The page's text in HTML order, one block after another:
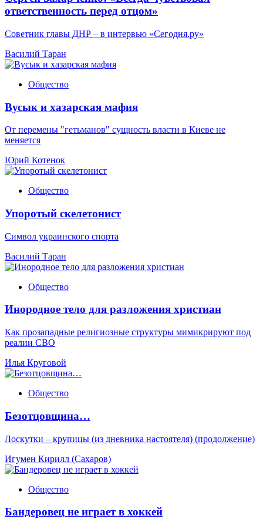
ответственность перед отцом»
Советник главы ДНР – в интервью «Сегодня.ру»
Василий Таран
Общество
Вусык и хазарская мафия
От перемены "гетьманов" сущность власти в Киеве не
меняется
Юрий Котенок
Общество
Упоротый скелетонист
Символ украинского спорта
Василий Таран
Общество
Инородное тело для разложения христиан
Как прозападные религиозные структуры мимикрируют под
реалии СВО
Илья Круговой
Общество
Безотцовщина…
Лоскутки – крупицы (из дневника настоятеля) (продолжение)
Игумен Кирилл (Сахаров)
Общество
Бандеровец не играет в хоккей